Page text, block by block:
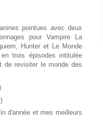
pointues avec deux
pour Vampire La
Hunter et Le Monde
trois épisodes intitulée
de revisiter le monde des
d'année et mes meilleurs